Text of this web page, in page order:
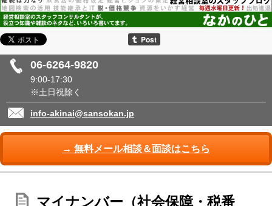
06-6264-9820
9:00-17:30
※土日祝除く
info-akinai@sansokan.jp
→ 無料メール相談＆面談はこちら
マイナンバー（社会保障・税番